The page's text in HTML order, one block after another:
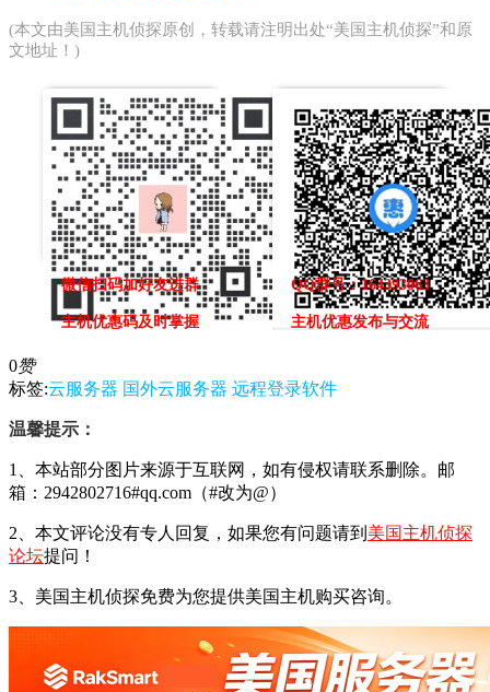
(本文由美国主机侦探原创，转载请注明出处“美国主机侦探”和原
文地址！)
微信扫码加好友进群
主机优惠码及时掌握
QQ群号：164393063
主机优惠发布与交流
0赞
标签:云服务器 国外云服务器 远程登录软件
温馨提示：
1、本站部分图片来源于互联网，如有侵权请联系删除。邮
箱：2942802716#qq.com（#改为@）
2、本文评论没有专人回复，如果您有问题请到 美国主机侦探
论坛提问！
3、美国主机侦探免费为您提供美国主机购买咨询。